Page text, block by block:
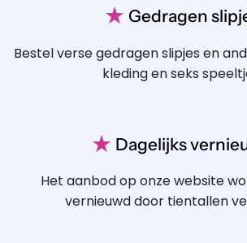
★ Gedragen
Bestel verse gedragen slipjes en
kleding en seks
★ Dagelijks
Het aanbod op onze website
vernieuwd door tientallen